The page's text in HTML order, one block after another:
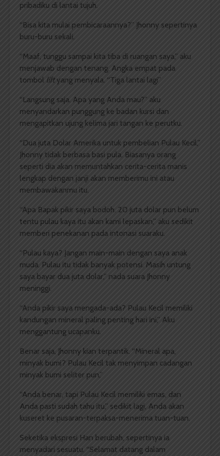
pribadiku di lantai tujuh.
“Bisa kita mulai pembicaraannya?” Jhonny sepertinya
buru-buru sekali.
“Maaf, tunggu sampai kita tiba di ruangan saya,” aku
menjawab dengan tenang. Angka empat pada
tombol lift yang menyala. “Tiga lantai lagi”
“Langsung saja. Apa yang Anda mau?” aku
menyandarkan punggung ke badan kursi dan
mengapitkan ujung kelima jari tangan ke perutku.
“Dua juta Dolar Amerika untuk pembelian Pulau Kecil,”
Jhonny tidak berbasa basi pula. Biasanya orang
seperti dia akan memuntahkan cerita-cerita manis
lengkap dengan janji akan memberimu ini atau
membawakanmu itu.
“Apa Bapak pikir saya bodoh. 20 juta dolar pun belum
tentu pulau kaya itu akan kami lepaskan,” aku sedikit
memberi penekanan pada intonasi suaraku.
“Pulau kaya? Jangan main-main dengan saya anak
muda. Pulau itu tidak banyak potensi. Masih untung
saya bayar dua juta dolar,” nada suara Jhonny
meninggi.
“Anda pikir saya mengada-ada? Pulau Kecil memiliki
kandungan mineral paling penting hari ini,” Aku
menggantung ucapanku.
Benar saja, Jhonny kian terpantik. “Mineral apa,
minyak bumi? Pulau Kecil tak menyimpan cadangan
minyak bumi seliter pun,”
“Anda benar, tapi Pulau Kecil memiliki emas, dan
Anda pasti sudah tahu itu,” sedikit lagi, Anda akan
kuseret ke pusaran-terpaksa-menerima tuan-tuan.
Seketika ekspresi Han berubah, sepertinya ia
menyadari sesuatu. “Selamat datang dalam